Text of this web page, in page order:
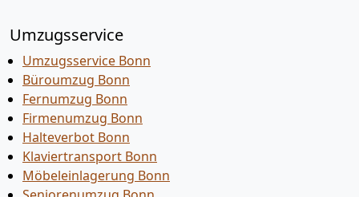
Umzugsservice
Umzugsservice Bonn
Büroumzug Bonn
Fernumzug Bonn
Firmenumzug Bonn
Halteverbot Bonn
Klaviertransport Bonn
Möbeleinlagerung Bonn